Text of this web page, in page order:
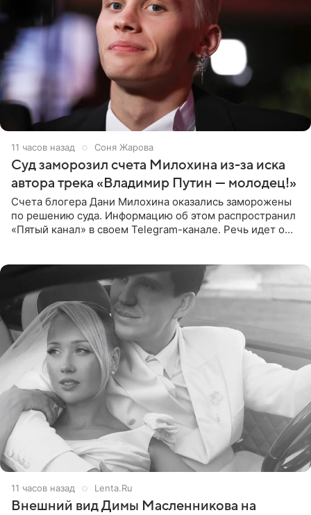
11 часов назад Соня Жарова
Суд заморозил счета Милохина из-за иска
автора трека «Владимир Путин — молодец!»
Счета блогера Дани Милохина оказались заморожены
по решению суда. Информацию об этом распространил
«Пятый канал» в своем Telegram-канале. Речь идет о
11 часов назад Lenta.Ru
Внешний вид Димы Масленникова на